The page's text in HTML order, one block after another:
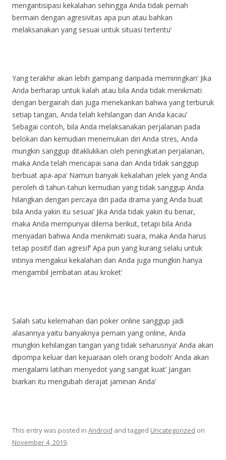
mengantisipasi kekalahan sehingga Anda tidak pernah
bermain dengan agresivitas apa pun atau bahkan
melaksanakan yang sesuai untuk situasi tertentu’
Yang terakhir akan lebih gampang daripada memiringkan’ Jika
Anda berharap untuk kalah atau bila Anda tidak menikmati
dengan bergairah dan juga menekankan bahwa yang terburuk
setiap tangan, Anda telah kehilangan dan Anda kacau’
Sebagai contoh, bila Anda melaksanakan perjalanan pada
belokan dan kemudian menemukan diri Anda stres, Anda
mungkin sanggup ditaklukkan oleh peningkatan perjalanan,
maka Anda telah mencapai sana dan Anda tidak sanggup
berbuat apa-apa’ Namun banyak kekalahan jelek yang Anda
peroleh di tahun-tahun kemudian yang tidak sanggup Anda
hilangkan dengan percaya diri pada drama yang Anda buat
bila Anda yakin itu sesuai’ Jika Anda tidak yakin itu benar,
maka Anda mempunyai dilema berikut, tetapi bila Anda
menyadari bahwa Anda menikmati suara, maka Anda harus
tetap positif dan agresif’ Apa pun yang kurang selalu untuk
intinya mengakui kekalahan dan Anda juga mungkin hanya
mengambil jembatan atau kroket’
Salah satu kelemahan dari poker online sanggup jadi
alasannya yaitu banyaknya pemain yang online, Anda
mungkin kehilangan tangan yang tidak seharusnya’ Anda akan
dipompa keluar dari kejuaraan oleh orang bodoh’ Anda akan
mengalami latihan menyedot yang sangat kuat’ Jangan
biarkan itu mengubah derajat jaminan Anda’
This entry was posted in Android and tagged Uncategorized on
November 4, 2019.